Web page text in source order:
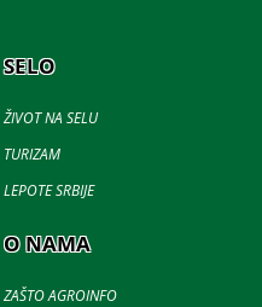
SELO
ŽIVOT NA SELU
TURIZAM
LEPOTE SRBIJE
O NAMA
ZAŠTO AGROINFO